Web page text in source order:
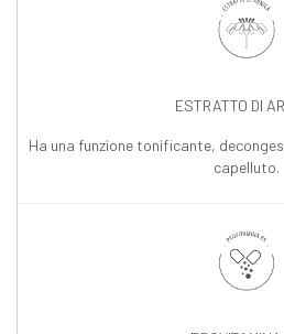
ESTRATTO DI
Ha una funzione tonificante,
capelluto.